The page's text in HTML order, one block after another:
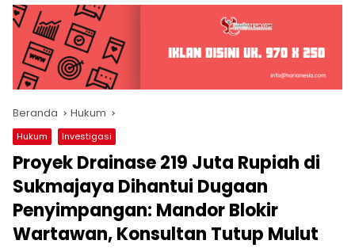
Beranda Hukum
Hukum Investigasi
Proyek Drainase 219 Juta Rupiah di
Sukmajaya Dihantui Dugaan
Penyimpangan: Mandor Blokir
Wartawan, Konsultan Tutup Mulut